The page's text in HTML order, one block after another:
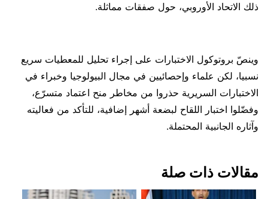
ذلك الاتحاد الأوروبي، حول صفقات مماثلة.
وينصّ بروتوكول الاختبارات على إجراء تحليل للمعطيات سريع
نسبيا، لكن علماء وإحصائيين في مجال البيولوجيا وخبراء في
الاختبارات السريرية حذروا من مخاطر منح اعتماد متسرّع،
وفضّلوا اختبار اللقاح لبضعة أشهر إضافية، للتأكد من فعاليته
وآثاره الجانبية المحتملة.
مقالات ذات صلة